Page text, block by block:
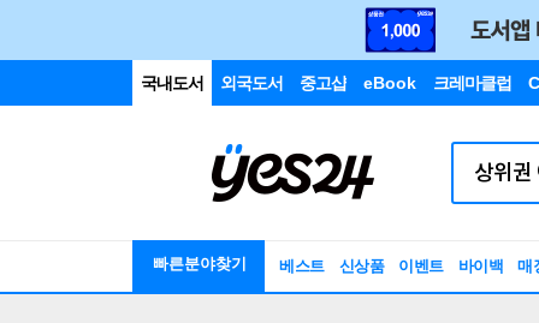
국내도서 외국도서 중고샵 eBook 크레마클럽
빠른분야찾기 베스트 신상품 이벤트 바이백 매